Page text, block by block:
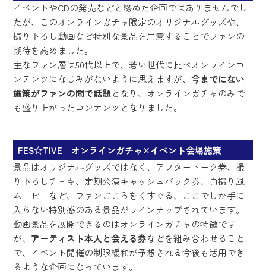
イベントやCDの発売などと絡めた企画ではありませんでし
たが、このオンラインガチャ限定のオリジナルグッズや、
撮り下ろし動画など特別な景品を用意することでファンの
期待を高めました。
主なファン層は50代以上で、若い世代に比べオンラインコ
ンテンツになじみがないように思えますが、今までにない
施策がファンの間で話題となり、オンラインガチャのみで
も盛り上がったコンテンツとなりました。
FES☆TIVE オンラインガチャ×イベント会場施策
景品はオリジナルグッズではなく、アフタートーク券、撮
り下ろしチェキ、定期公演キャッシュバック券、自撮り風
ムービーなど、ファンごころをくすぐる、ここでしか手に
入らない特別感のある景品がラインナップされています。
動画景品を展開できるのはオンラインガチャの特徴です
が、 アーティスト本人と会える券などを組み合わせること
で、イベント開催の制限緩和が予想される今後も活用でき
るような企画になっています。